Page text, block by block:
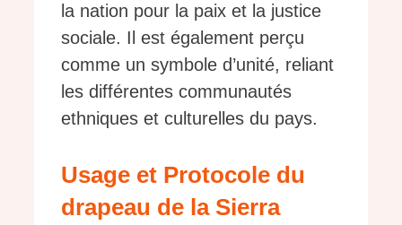
la nation pour la paix et la justice
sociale. Il est également perçu
comme un symbole d’unité, reliant
les différentes communautés
ethniques et culturelles du pays.
Usage et Protocole du
drapeau de la Sierra